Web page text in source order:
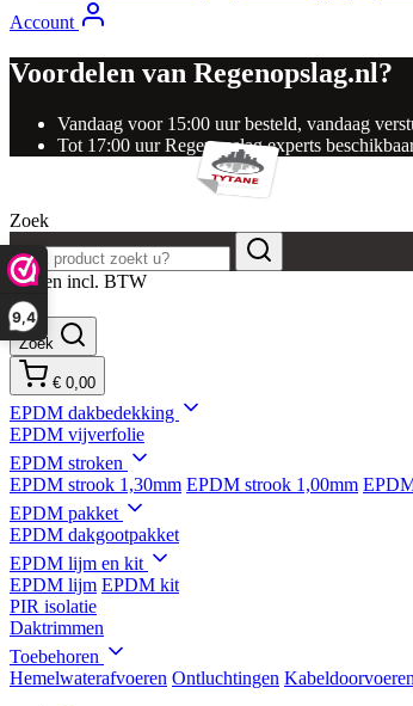
9,4
Account
Voordelen van Regenopslag.nl?
Vandaag voor 15:00 uur besteld, vandaag
Tot 17:00 uur Regenopslag experts
Zoek
Prijzen incl. BTW
Zoek
€ 0,00
EPDM dakbedekking
EPDM vijverfolie
EPDM stroken
EPDM strook 1,30mm EPDM strook 1,00mm
EPDM pakket
EPDM dakgootpakket
EPDM lijm en kit
EPDM lijm EPDM kit
PIR isolatie
Daktrimmen
Toebehoren
Hemelwaterafvoeren Ontluchtingen Kabeldoorvoeren